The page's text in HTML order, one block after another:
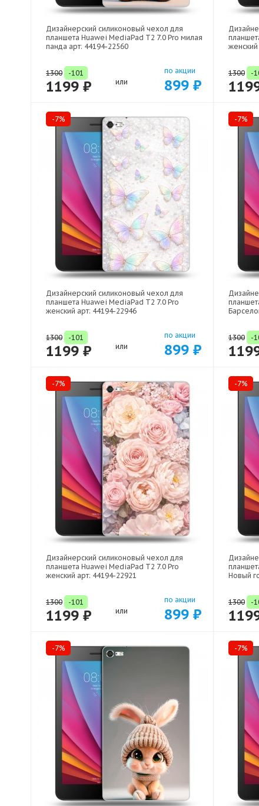
Дизайнерский силиконовый чехол для
планшета Huawei MediaPad T2 7.0 Pro милая
панда арт: 44194-22560
1300 -101
1199 ₽ или
по акции
899 ₽
1300 -
-7%
Дизайнерский силиконовый чехол для
планшета Huawei MediaPad T2 7.0 Pro
женский арт: 44194-22946
1300 -101
1199 ₽ или
по акции
899 ₽
-7%
1300 -
-7%
Дизайнерский силиконовый чехол для
планшета Huawei MediaPad T2 7.0 Pro
женский арт: 44194-22921
1300 -101
1199 ₽ или
по акции
899 ₽
-7%
Новый
1300 -
-7% -7%